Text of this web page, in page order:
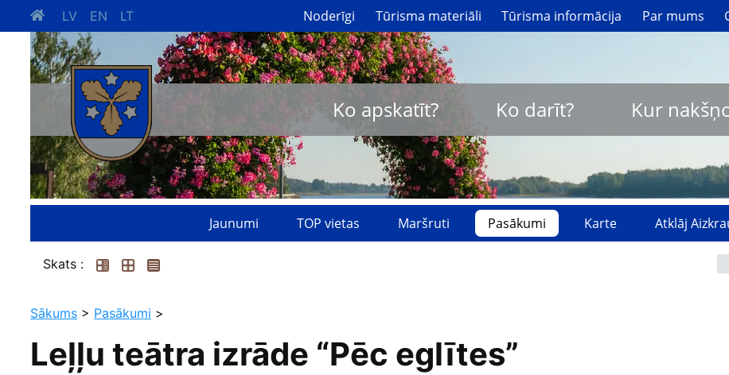
LV EN LT Noderīgi Tūrisma materiāli Tūrisma informācija Par mums
Ko apskatīt? Ko darīt? Kur
Jaunumi TOP vietas Maršruti Pasākumi Karte Atklāj
Skats :
Sākums > Pasākumi >
Leļļu teātra izrāde “Pēc eglītes”